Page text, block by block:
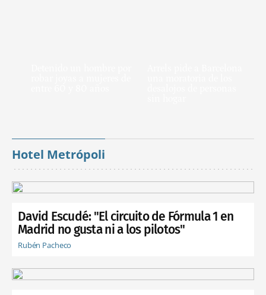
Hotel Metrópoli
David Escudé: "El circuito de Fórmula 1 en
Madrid no gusta ni a los pilotos"
Rubén Pacheco